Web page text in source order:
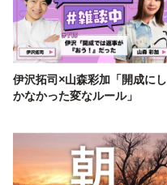
伊沢拓司×山森彩加「開成にし
かなかった変なルール」